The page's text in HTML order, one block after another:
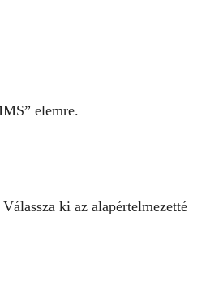
elemre.
ki az alapértelmezetté